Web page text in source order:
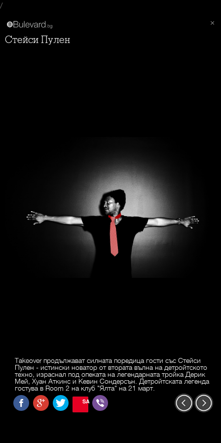
/
Стейси Пулен
Takeover продължават силната поредица гости със Стейси
Пулен - истински новатор от втората вълна на детройтското
техно, израснал под опеката на легендарната тройка Дерик
Мей, Хуан Аткинс и Кевин Сондерсън. Детройтската легенда
гостува в Room 2 на клуб "Ялта" на 21 март.
SAVE